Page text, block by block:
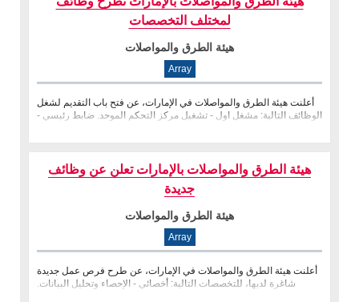
لمختلف التخصصات
هيئة الطرق والمواصلات
Array
أعلنت هيئة الطرق والمواصلات في الإمارات، عن فتح باب التقديم لشغل
الوظائف التالية: مشغل اول - تشغيل مركز التحكم الموحد. ضابط رئيسي -
هيئة الطرق والمواصلات بالإمارات تعلن عن وظائف
جديدة
هيئة الطرق والمواصلات
Array
أعلنت هيئة الطرق والمواصلات في الإمارات، عن طرح فرص عمل جديدة
شاغرة لديها، للتخصصات التالية: أخصائي - الإحصاء وتحليل البيانات.